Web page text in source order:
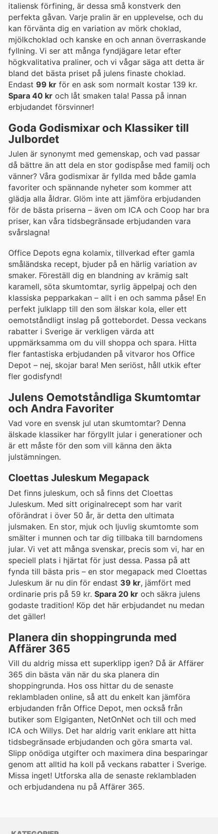
italiensk förfining, är dessa små konstverk den
perfekta gåvan. Varje pralin är en upplevelse, och du
kan förvänta dig en variation av mörk choklad,
mjölkchoklad och kanske en och annan överraskande
fyllning. Vi ser att många fyndjägare letar efter
högkvalitativa praliner, och vi vågar säga att detta är
bland det bästa priset på julens finaste choklad.
Endast 99 kr för en ask som normalt kostar 139 kr.
Spara 40 kr och låt smaken tala! Passa på innan
erbjudandet försvinner!
Goda Godismixar och Klassiker till
Julbordet
Julen är synonymt med gemenskap, och vad passar
då bättre än att dela en stor godispåse med familj och
vänner? Våra godismixar är fyllda med både gamla
favoriter och spännande nyheter som kommer att
glädja alla åldrar. Glöm inte att jämföra erbjudanden
för de bästa priserna – även om ICA och Coop har bra
priser, kan våra tidsbegränsade erbjudanden vara
svårslagna!
Office Depots egna kolamix, tillverkad efter gamla
småländska recept, bjuder på en härlig variation av
smaker. Föreställ dig en blandning av krämig salt
karamell, söta skumtomtar, syrlig äppelpaj och den
klassiska pepparkakan – allt i en och samma påse! En
perfekt julklapp till den som älskar kola, eller ett
oemotståndligt inslag på gottebordet. Dessa veckans
rabatter i Sverige är verkligen värda att
uppmärksamma om du vill shoppa och spara. Hitta
fler fantastiska erbjudanden på vitvaror hos Office
Depot – nej, skojar bara! Men seriöst, håll utkik efter
fler godisfynd!
Julens Oemotståndliga Skumtomtar
och Andra Favoriter
Vad vore en svensk jul utan skumtomtar? Denna
älskade klassiker har förgyllt jular i generationer och
är ett måste för den som vill känna den äkta
julstämningen.
Cloettas Juleskum Megapack
Det finns juleskum, och så finns det Cloettas
Juleskum. Med sitt originalrecept som har varit
oförändrat i över 50 år, är detta den ultimata
julsmaken. En stor, mjuk och ljuvlig skumtomte som
smälter i munnen och tar dig tillbaka till barndomens
jular. Vi vet att många svenskar, precis som vi, har en
speciell plats i hjärtat för just dessa. Passa på att
fynda till bästa pris – en stor megapack med Cloettas
Juleskum är nu din för endast 39 kr, jämfört med
ordinarie pris på 59 kr. Spara 20 kr och säkra julens
godaste tradition! Köp det här erbjudandet nu medan
det gäller!
Planera din shoppingrunda med
Affärer 365
Vill du aldrig missa ett superklipp igen? Då är Affärer
365 din bästa vän när du ska planera din
shoppingrunda. Hos oss hittar du de senaste
reklambladen online, så att du enkelt kan jämföra
erbjudanden från Office Depot, men också från
butiker som Elgiganten, NetOnNet och till och med
ICA och Willys. Det har aldrig varit enklare att hitta
tidsbegränsade erbjudanden och göra smarta val.
Slipp onödiga utgifter och maximera dina besparingar
genom att alltid ha koll på veckans rabatter i Sverige.
Missa inget! Utforska alla de senaste reklambladen
och erbjudandena nu på Affärer 365.